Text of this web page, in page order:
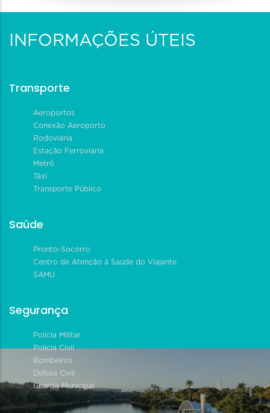
INFORMAÇÕES ÚTEIS
Transporte
Aeroportos
Conexão Aeroporto
Rodoviária
Estação Ferroviária
Metrô
Táxi
Transporte Público
Saúde
Pronto-Socorro
Centro de Atenção à Saúde do Viajante
SAMU
Segurança
Polícia Militar
Polícia Civil
Bombeiros
Defesa Civil
Guarda Municipal